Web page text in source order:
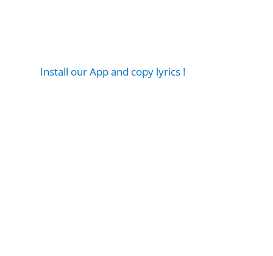
Install our App and copy lyrics !